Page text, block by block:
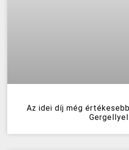
Az idei díj még
Gergellyel